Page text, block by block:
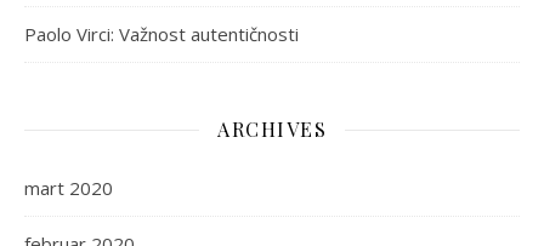
Paolo Virci: Važnost autentičnosti
ARCHIVES
mart 2020